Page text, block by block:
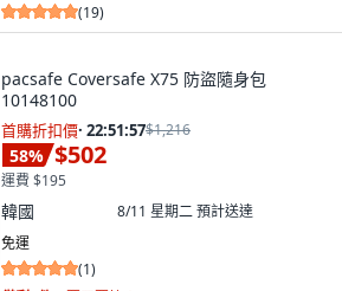
(19)
pacsafe Coversafe X75 防盜隨身包
10148100
首購折扣價· 22:51:55$1,216
58% $502
運費 $195
韓國 8/11 星期二預計送達
免運
(1)